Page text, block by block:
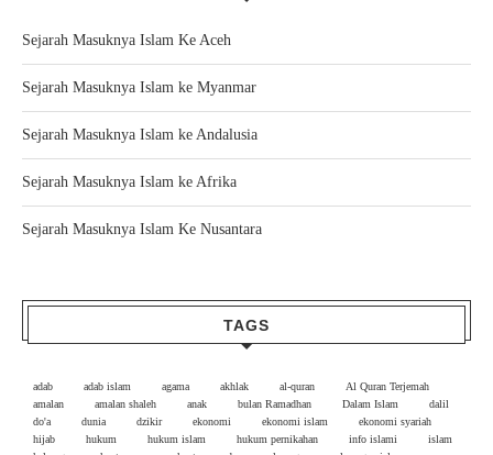
Sejarah Masuknya Islam Ke Aceh
Sejarah Masuknya Islam ke Myanmar
Sejarah Masuknya Islam ke Andalusia
Sejarah Masuknya Islam ke Afrika
Sejarah Masuknya Islam Ke Nusantara
TAGS
adab adab islam agama akhlak al-quran
Al Quran Terjemah
amalan
amalan shaleh anak bulan Ramadhan Dalam Islam
dalil
do'a
dunia dzikir ekonomi ekonomi islam
ekonomi syariah
hijab
hukum hukum islam hukum pernikahan info islami
islam